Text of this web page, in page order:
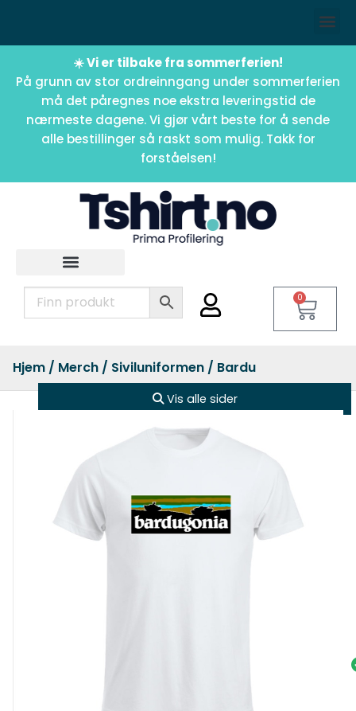
☀️ Vi er tilbake fra sommerferien!
På grunn av stor ordreinngang under sommerferien
må det påregnes noe ekstra leveringstid de
nærmeste dagene. Vi gjør vårt beste for å sende
alle bestillinger så raskt som mulig. Takk for
forståelsen!
0
Hjem / Merch / Siviluniformen / Bardu
Vis alle sider